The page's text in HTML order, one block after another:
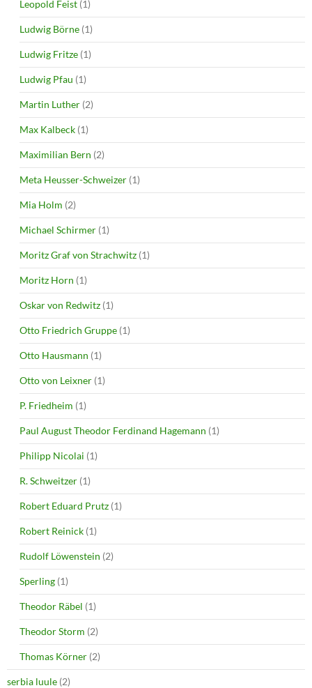
Leopold Feist (1)
Ludwig Börne (1)
Ludwig Fritze (1)
Ludwig Pfau (1)
Martin Luther (2)
Max Kalbeck (1)
Maximilian Bern (2)
Meta Heusser-Schweizer (1)
Mia Holm (2)
Michael Schirmer (1)
Moritz Graf von Strachwitz (1)
Moritz Horn (1)
Oskar von Redwitz (1)
Otto Friedrich Gruppe (1)
Otto Hausmann (1)
Otto von Leixner (1)
P. Friedheim (1)
Paul August Theodor Ferdinand Hagemann (1)
Philipp Nicolai (1)
R. Schweitzer (1)
Robert Eduard Prutz (1)
Robert Reinick (1)
Rudolf Löwenstein (2)
Sperling (1)
Theodor Räbel (1)
Theodor Storm (2)
Thomas Körner (2)
serbia luule (2)